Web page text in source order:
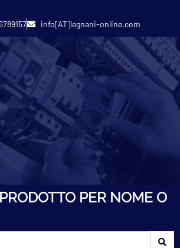
info[AT]legnani-online.com
PER NOME O